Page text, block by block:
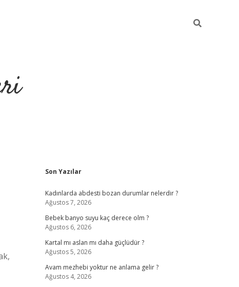
Sidebar
Son Yazılar
Kadınlarda abdesti bozan durumlar nelerdir ?
Ağustos 7, 2026
Bebek banyo suyu kaç derece olm ?
Ağustos 6, 2026
Kartal mı aslan mı daha güçlüdür ?
Ağustos 5, 2026
Avam mezhebi yoktur ne anlama gelir ?
Ağustos 4, 2026
veren bahis siteleri